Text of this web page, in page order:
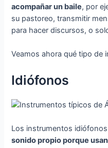
acompañar un baile, por
su pastoreo, transmitir
para hacer discursos, o
Veamos ahora qué tipo de
Idiófonos
Los instrumentos
sonido propio porque